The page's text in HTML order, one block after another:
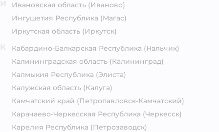
Ивановская область (Иваново)
Ингушетия Республика (Магас)
Иркутская область (Иркутск)
Кабардино-Балкарская Республика (Нальчик)
Калининградская область (Калининград)
Калмыкия Республика (Элиста)
Калужская область (Калуга)
Камчатский край (Петропавловск-Камчатский)
Карачаево-Черкесская Республика (Черкесск)
Карелия Республика (Петрозаводск)